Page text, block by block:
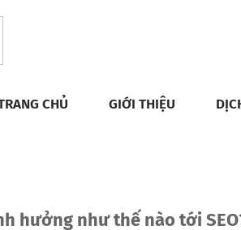
CHỦ GIỚI THIỆU
hưởng như thế nào tới